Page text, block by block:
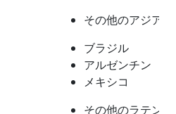
その他のアジア
ブラジル
アルゼンチン
メキシコ
その他のラテン